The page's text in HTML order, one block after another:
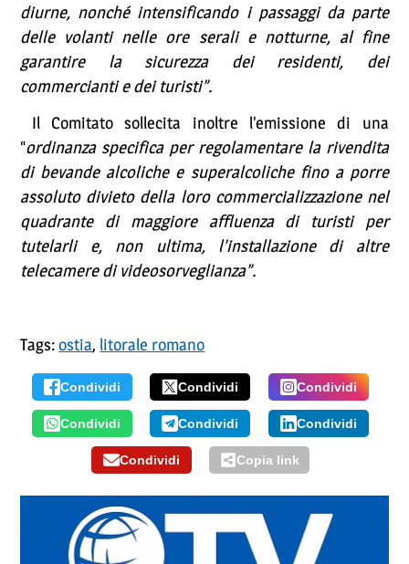
diurne, nonché intensificando i passaggi da parte
delle volanti nelle ore serali e notturne, al fine
garantire la sicurezza dei residenti, dei
commercianti e dei turisti”.
Il Comitato sollecita inoltre l’emissione di una
“ordinanza specifica per regolamentare la rivendita
di bevande alcoliche e superalcoliche fino a porre
assoluto divieto della loro commercializzazione nel
quadrante di maggiore affluenza di turisti per
tutelarli e, non ultima, l’installazione di altre
telecamere di videosorveglianza”.
Tags:ostia, litorale romano
Condividi Condividi Condividi
Condividi Condividi Condividi
Condividi Copia link